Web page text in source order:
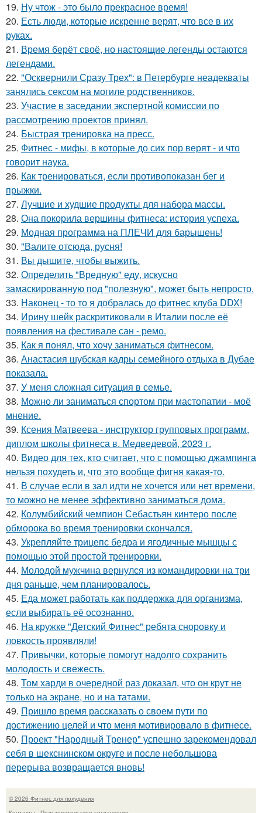
19. Ну чтож - это было прекрасное время!
20. Есть люди, которые искренне верят, что все в их
руках.
21. Время берёт своё, но настоящие легенды остаются
легендами.
22. "Осквернили Сразу Трех": в Петербурге неадекваты
занялись сексом на могиле родственников.
23. Участие в заседании экспертной комиссии по
рассмотрению проектов принял.
24. Быстрая тренировка на пресс.
25. Фитнес - мифы, в которые до сих пор верят - и что
говорит наука.
26. Как тренироваться, если противопоказан бег и
прыжки.
27. Лучшие и худшие продукты для набора массы.
28. Она покорила вершины фитнеса: история успеха.
29. Модная программа на ПЛЕЧИ для барышень!
30. "Валите отсюда, русня!
31. Вы дышите, чтобы выжить.
32. Определить "Вредную" еду, искусно
замаскированную под "полезную", может быть непросто.
33. Наконец - то то я добралась до фитнес клуба DDX!
34. Ирину шейк раскритиковали в Италии после её
появления на фестивале сан - ремо.
35. Как я понял, что хочу заниматься фитнесом.
36. Анастасия шубская кадры семейного отдыха в Дубае
показала.
37. У меня сложная ситуация в семье.
38. Можно ли заниматься спортом при мастопатии - моё
мнение.
39. Ксения Матвеева - инструктор групповых программ,
диплом школы фитнеса в. Медведевой, 2023 г.
40. Видео для тех, кто считает, что с помощью джампинга
нельзя похудеть и, что это вообще фигня какая-то.
41. В случае если в зал идти не хочется или нет времени,
то можно не менее эффективно заниматься дома.
42. Колумбийский чемпион Себастьян кинтеро после
обморока во время тренировки скончался.
43. Укрепляйте трицепс бедра и ягодичные мышцы с
помощью этой простой тренировки.
44. Молодой мужчина вернулся из командировки на три
дня раньше, чем планировалось.
45. Еда может работать как поддержка для организма,
если выбирать её осознанно.
46. На кружке "Детский Фитнес" ребята сноровку и
ловкость проявляли!
47. Привычки, которые помогут надолго сохранить
молодость и свежесть.
48. Том харди в очередной раз доказал, что он крут не
только на экране, но и на татами.
49. Пришло время рассказать о своем пути по
достижению целей и что меня мотивировало в фитнесе.
50. Проект "Народный Тренер" успешно зарекомендовал
себя в шекснинском округе и после небольшова
перерыва возвращается вновь!
© 2026 Фитнес для похудения